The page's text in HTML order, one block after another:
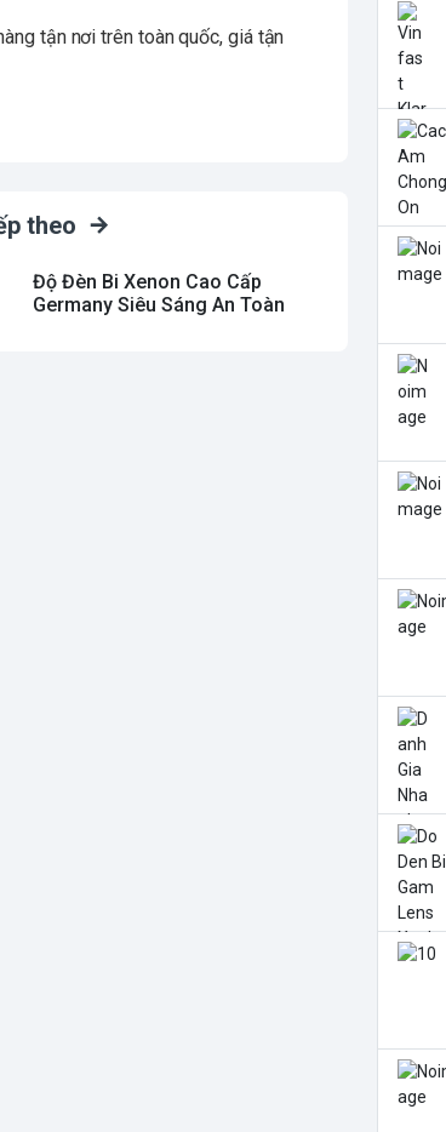
tận nơi trên toàn quốc, giá tận
theo
Độ Đèn Bi Xenon Cao Cấp
Germany Siêu Sáng An Toàn